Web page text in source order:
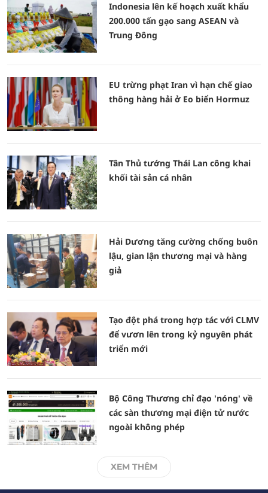
Indonesia lên kế hoạch xuất khẩu
200.000 tấn gạo sang ASEAN và
Trung Đông
EU trừng phạt Iran vì hạn chế giao
thông hàng hải ở Eo biển Hormuz
Tân Thủ tướng Thái Lan công khai
khối tài sản cá nhân
Hải Dương tăng cường chống buôn
lậu, gian lận thương mại và hàng
giả
Tạo đột phá trong hợp tác với CLMV
để vươn lên trong kỷ nguyên phát
triển mới
Bộ Công Thương chỉ đạo 'nóng' về
các sàn thương mại điện tử nước
ngoài không phép
XEM THÊM